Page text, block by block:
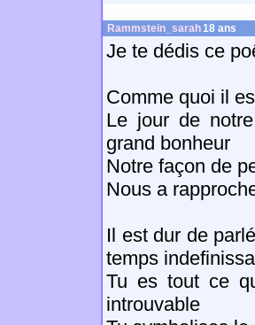
Rammstein_sarah18 ans
Je te dédis ce
Comme quoi il
Le jour de
grand bonheur
Notre façon de
Nous a
Il est dur de
temps
Tu es tout ce
introuvable